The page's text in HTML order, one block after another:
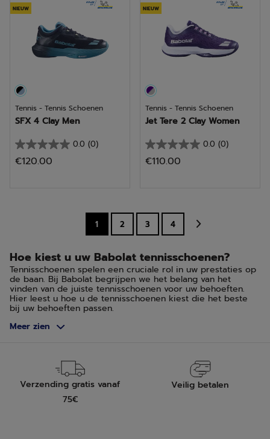
sterren.
sterren.
NIEUW
Tennis - Tennis Schoenen
SFX 4 Clay Men
0.0 (0)
0.0
van
€120.00
NIEUW
Tennis - Tennis Schoenen
Jet Tere 2 Clay Women
0.0 (0)
0.0
van
sterren.
€110.00
1 2 3 4
Hoe kiest u uw Babolat tennisschoenen?
Tennisschoenen spelen een cruciale rol in uw prestaties op
de baan. Bij Babolat begrijpen we het belang van het
vinden van de juiste tennisschoenen voor uw behoeften.
Hier leest u hoe u de tennisschoenen kiest die het beste
bij uw behoeften passen.
Volgens het type tennisterrein
banen kiest u schoenen die meer duurzaamheid en
ondersteuning bieden. Gras- en gravelbanen vereisen
schoenen met een goede grip en de mogelijkheid om
gecontroleerd te glijden.
Meer zien
Verzending gratis vanaf
75€
Veilig betalen